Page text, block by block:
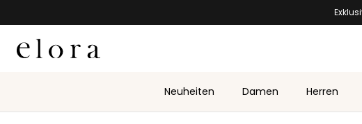
Neuheiten Damen Herren